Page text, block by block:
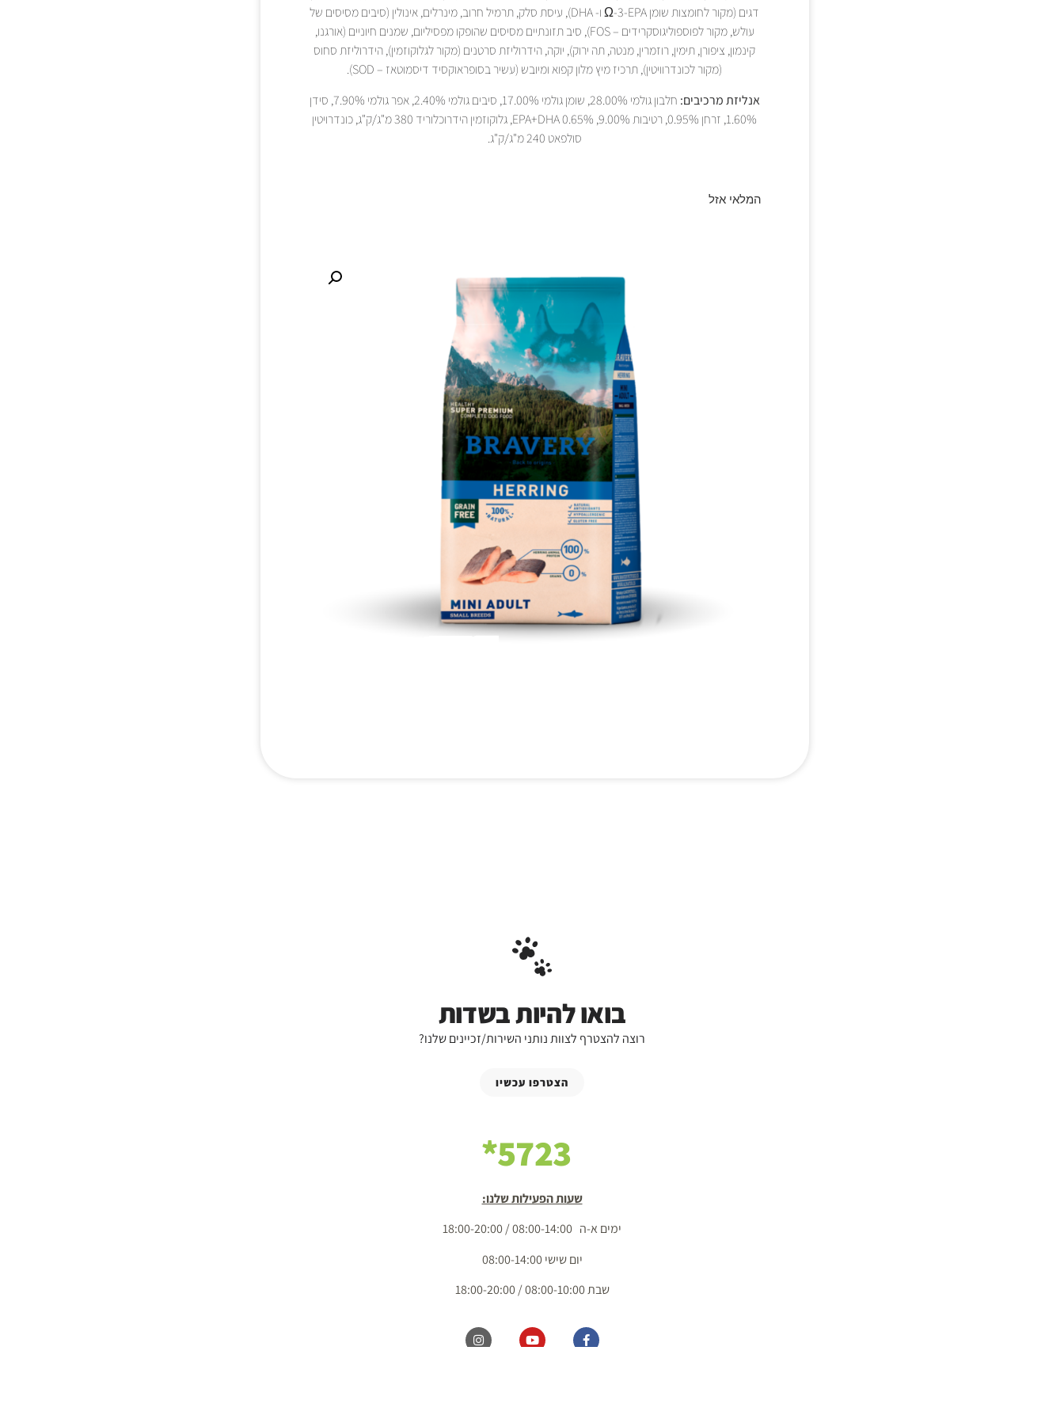
דגים (מקור לחומצות שומן Ω-3-EPA ו- DHA), עיסת סלק, תרמיל חרוב, מינרלים, אינולין (סיבים מסיסים של
עולש, מקור לפוספוליגוסקרידים – FOS), סיב תזונתיים מסיסים שהופקו מפסיליום, שמנים חיוניים (אורגנו,
קינמון, ציפורן, תימין, רוזמרין, מנטה, תה ירוק), יוקה, הידרוליזת סרטנים (מקור לגלוקוזמין), הידרוליזת סחוס
(מקור לכונדרוויטין), תרכיז מיץ מלון קפוא ומיובש (עשיר בסופראוקסיד דיסמוטאז – SOD).
אנליזת מרכיבים:
חלבון גולמי 28.00%, שומן גולמי 17.00%, סיבים גולמי 2.40%, אפר גולמי 7.90%, סידן
1.60%, זרחן 0.95%, רטיבות 9.00%, EPA+DHA 0.65%, גלוקוזמין הידרוכלוריד 380 מ"ג/ק"ג, כונדרויטין
סולפאט 240 מ"ג/ק"ג.
המלאי אזל
בואו להיות בשדות
רוצה להצטרף לצוות נותני השירות/זכיינים שלנו?
הצטרפו עכשיו
5723*
שעות הפעילות שלנו:
ימים א-ה 08:00-14:00 / 18:00-20:00
יום שישי 08:00-14:00
שבת 08:00-10:00 / 18:00-20:00